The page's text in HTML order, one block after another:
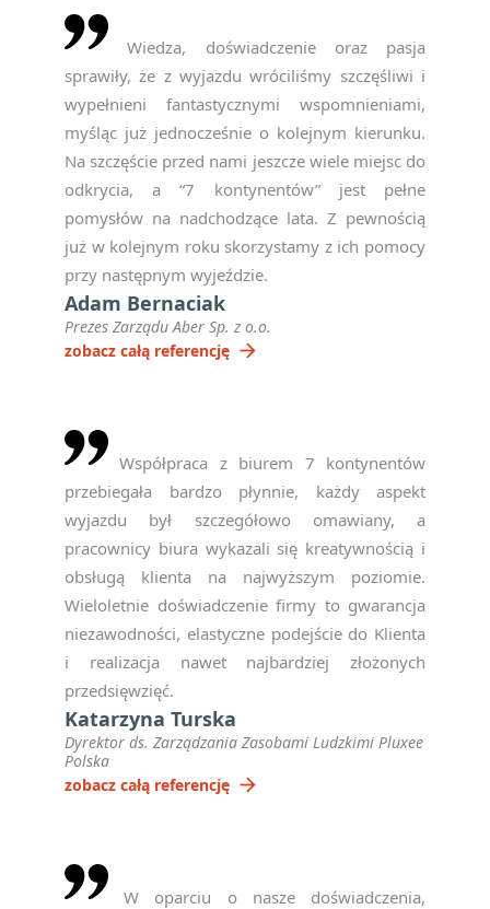
Wiedza, doświadczenie oraz pasja
sprawiły, że z wyjazdu wróciliśmy szczęśliwi i
wypełnieni fantastycznymi wspomnieniami,
myśląc już jednocześnie o kolejnym kierunku.
Na szczęście przed nami jeszcze wiele miejsc do
odkrycia, a “7 kontynentów” jest pełne
pomysłów na nadchodzące lata. Z pewnością
już w kolejnym roku skorzystamy z ich pomocy
przy następnym wyjeździe.
Adam Bernaciak
Prezes Zarządu Aber Sp. z o.o.
zobacz całą referencję arrow_forward
Współpraca z biurem 7 kontynentów
przebiegała bardzo płynnie, każdy aspekt
wyjazdu był szczegółowo omawiany, a
pracownicy biura wykazali się kreatywnością i
obsługą klienta na najwyższym poziomie.
Wieloletnie doświadczenie firmy to gwarancja
niezawodności, elastyczne podejście do Klienta
i realizacja nawet najbardziej złożonych
przedsięwzięć.
Katarzyna Turska
Dyrektor ds. Zarządzania Zasobami Ludzkimi Pluxee
Polska
zobacz całą referencję arrow_forward
W oparciu o nasze doświadczenia,